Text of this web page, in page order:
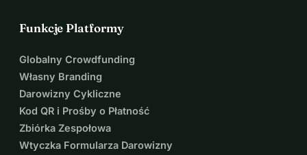
uczestnika
55 USD = miesiąc cotygodniowych
zajęć online
500 USD = przeszkolenie 1 nowego
instruktora jogi w więzieniu
Funkcje Platformy
Globalny Crowdfunding
Własny Branding
Darowizny Cykliczne
Kod QR i Prośby o Płatność
Zbiórka Zespołowa
Wtyczka Formularza Darowizny